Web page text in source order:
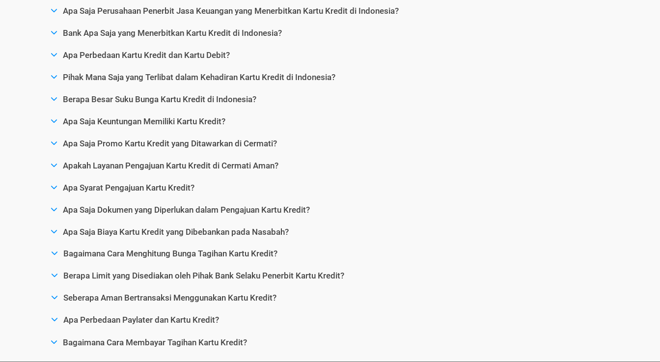
Apa Saja Perusahaan Penerbit Jasa Keuangan yang Menerbitkan Kartu Kredit di Indonesia?
Bank Apa Saja yang Menerbitkan Kartu Kredit di Indonesia?
Apa Perbedaan Kartu Kredit dan Kartu Debit?
Pihak Mana Saja yang Terlibat dalam Kehadiran Kartu Kredit di Indonesia?
Berapa Besar Suku Bunga Kartu Kredit di Indonesia?
Apa Saja Keuntungan Memiliki Kartu Kredit?
Apa Saja Promo Kartu Kredit yang Ditawarkan di Cermati?
Apakah Layanan Pengajuan Kartu Kredit di Cermati Aman?
Apa Syarat Pengajuan Kartu Kredit?
Apa Saja Dokumen yang Diperlukan dalam Pengajuan Kartu Kredit?
Apa Saja Biaya Kartu Kredit yang Dibebankan pada Nasabah?
Bagaimana Cara Menghitung Bunga Tagihan Kartu Kredit?
Berapa Limit yang Disediakan oleh Pihak Bank Selaku Penerbit Kartu Kredit?
Seberapa Aman Bertransaksi Menggunakan Kartu Kredit?
Apa Perbedaan Paylater dan Kartu Kredit?
Bagaimana Cara Membayar Tagihan Kartu Kredit?